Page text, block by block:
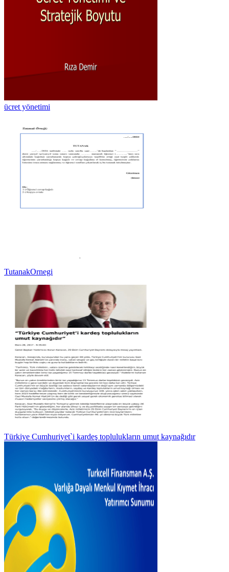
ücret yönetimi
TutanakOrnegi
Türkiye Cumhuriyet`i kardeş toplulukların umut kaynağıdır